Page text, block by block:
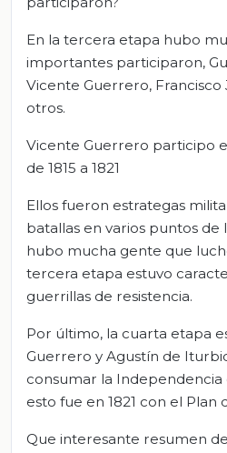
En la tercera etapa hubo
importantes participaron,
Vicente Guerrero, Francisco
otros.
Vicente Guerrero participo
de 1815 a 1821
Ellos fueron estrategas
batallas en varios puntos de
hubo mucha gente que
tercera etapa estuvo
guerrillas de resistencia.
Por último, la cuarta etapa
Guerrero y Agustín de
consumar la Independencia
esto fue en 1821 con el Plan
Que interesante resumen